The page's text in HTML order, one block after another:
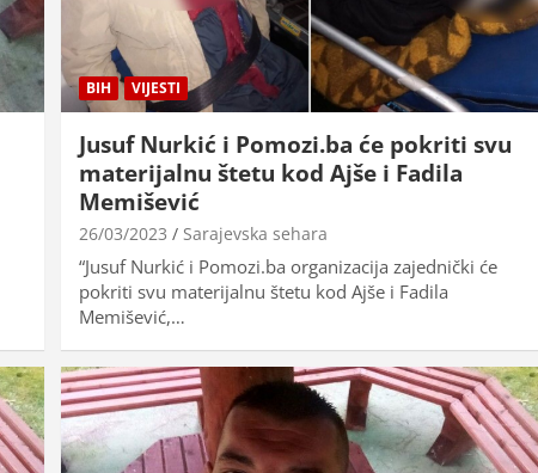
BIH VIJESTI
Jusuf Nurkić i Pomozi.ba će pokriti svu
materijalnu štetu kod Ajše i Fadila
Memišević
26/03/2023 Sarajevska sehara
“Jusuf Nurkić i Pomozi.ba organizacija zajednički će
pokriti svu materijalnu štetu kod Ajše i Fadila
Memišević,…